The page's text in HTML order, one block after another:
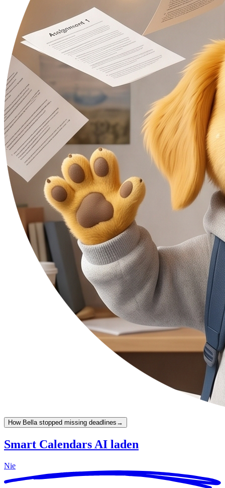
How Bella stopped missing deadlines →
Smart Calendars AI laden
Nie